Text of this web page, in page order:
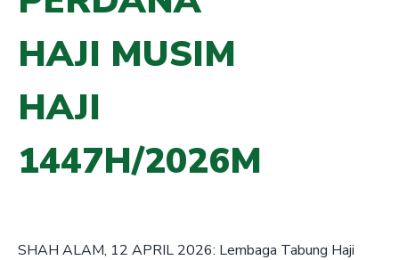
HAJI MUSIM
HAJI
1447H/2026M
SHAH ALAM, 12 APRIL 2026: Lembaga Tabung Haji